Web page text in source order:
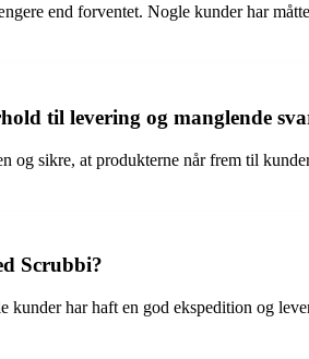
end forventet. Nogle kunder har
til levering og manglende
og sikre, at produkterne når frem til
Scrubbi?
har haft en god ekspedition og